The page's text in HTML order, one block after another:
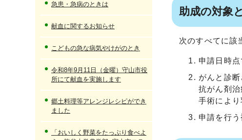
助成の対象
次のすべてに該
申請日時
がんと診
抗がん剤
手術によ
申請を行
急患・急病のときは
献血に関するお知らせ
こどもの急な病気やけがのとき
令和8年9月11日（金曜）守山市役
所にて献血を実施します
郷土料理等アレンジレシピができ
ました
「おいしく野菜をたっぷり食べよ